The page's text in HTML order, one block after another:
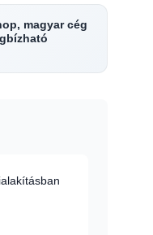
magyar cég